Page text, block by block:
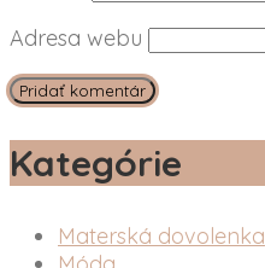
Adresa webu
Kategórie
Materská dovolenka